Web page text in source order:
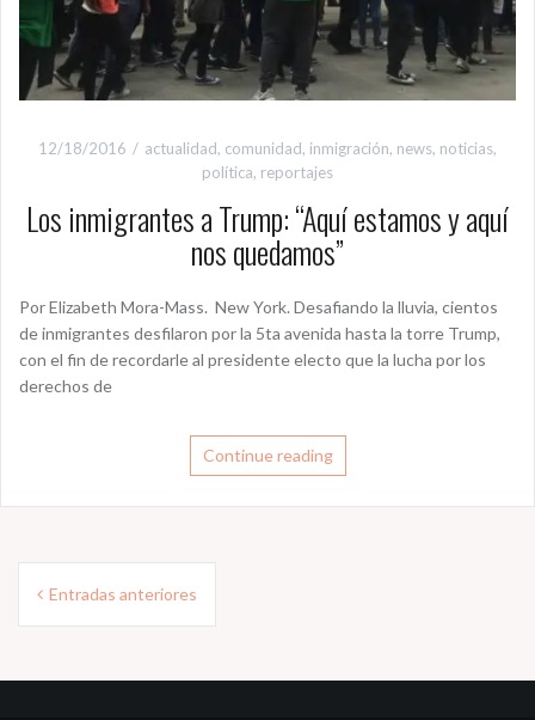
12/18/2016 actualidad, comunidad, inmigración, news, noticias,
política, reportajes
Los inmigrantes a Trump: “Aquí estamos y aquí
nos quedamos”
Por Elizabeth Mora-Mass. New York. Desafiando la lluvia, cientos
de inmigrantes desfilaron por la 5ta avenida hasta la torre Trump,
con el fin de recordarle al presidente electo que la lucha por los
derechos de
Continue reading
Navegación
Entradas anteriores